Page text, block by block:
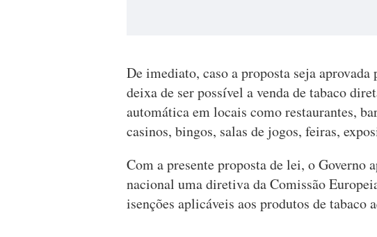
De imediato, caso a proposta seja
deixa de ser possível a venda de tabaco
automática em locais como restaurantes,
casinos, bingos, salas de jogos, feiras,
Com a presente proposta de lei, o Governo
nacional uma diretiva da Comissão
isenções aplicáveis aos produtos de tabaco